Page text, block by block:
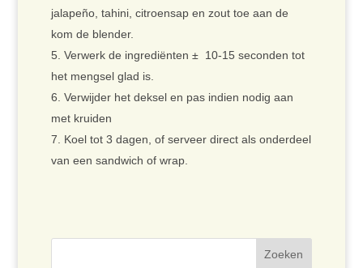
jalapeño, tahini, citroensap en zout toe aan de
kom de blender.
Verwerk de ingrediënten ± 10-15 seconden tot
het mengsel glad is.
Verwijder het deksel en pas indien nodig aan
met kruiden
Koel tot 3 dagen, of serveer direct als onderdeel
van een sandwich of wrap.